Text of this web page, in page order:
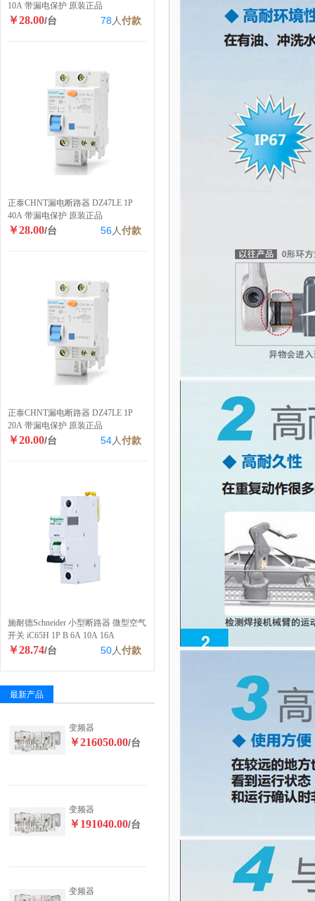
10A 带漏电保护 原装正品
￥28.00/台 78 人付款
正泰CHNT漏电断路器 DZ47LE 1P
40A 带漏电保护 原装正品
￥28.00/台 56人付款
正泰CHNT漏电断路器 DZ47LE 1P
20A 带漏电保护 原装正品
￥20.00/台 54人付款
施耐德Schneider 小型断路器 微型空气
开关 iC65H 1P B 6A 10A 16A
￥28.74/台 50人付款
最新产品
变频器
￥216050.00/台
变频器
￥191040.00/台
变频器